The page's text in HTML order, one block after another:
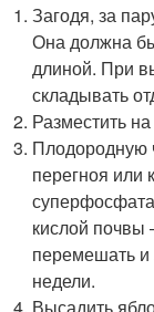
Загодя, за
Она должна
длиной. При
складывать
Разместить
Плодородную
перегноя или
кислой почвы
перемешать и
недели.
Высадить